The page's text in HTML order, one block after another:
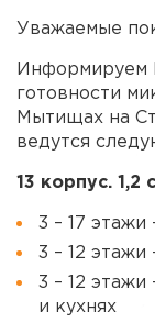
Уважаемые
Информируем
готовности
Мытищах на
ведутся
13 корпус. 1,2
3 – 17 этажи
3 – 12 этажи
3 – 12
и кухнях